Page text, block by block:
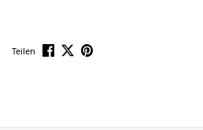
Teilen